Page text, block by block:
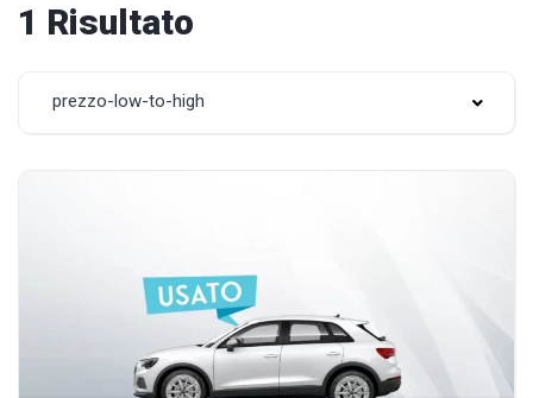
1 Risultato
prezzo-low-to-high